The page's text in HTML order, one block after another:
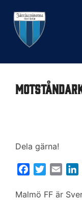
innehåll
Dela gärna!
c
i
a
Malmö FF är